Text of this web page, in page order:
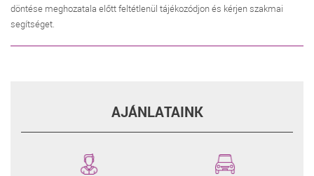
döntése meghozatala előtt feltétlenül tájékozódjon és kérjen szakmai
segítséget.
AJÁNLATAINK